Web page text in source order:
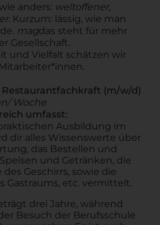
anders: weltoffener,
Kurzum: lässig, wie man
magdas steht für mehr
Gesellschaft.
und Vielfalt schätzen wir
Restaurantfachkraft (m/w/d)
Woche
umfasst:
Ausbildung im
dir alles Wissenswerte über
das Bestellen und
und Getränken, die
Geschirrs, sowie die
Gastraums, etc. vermittelt.
drei Jahre, während
Besuch der Berufsschule